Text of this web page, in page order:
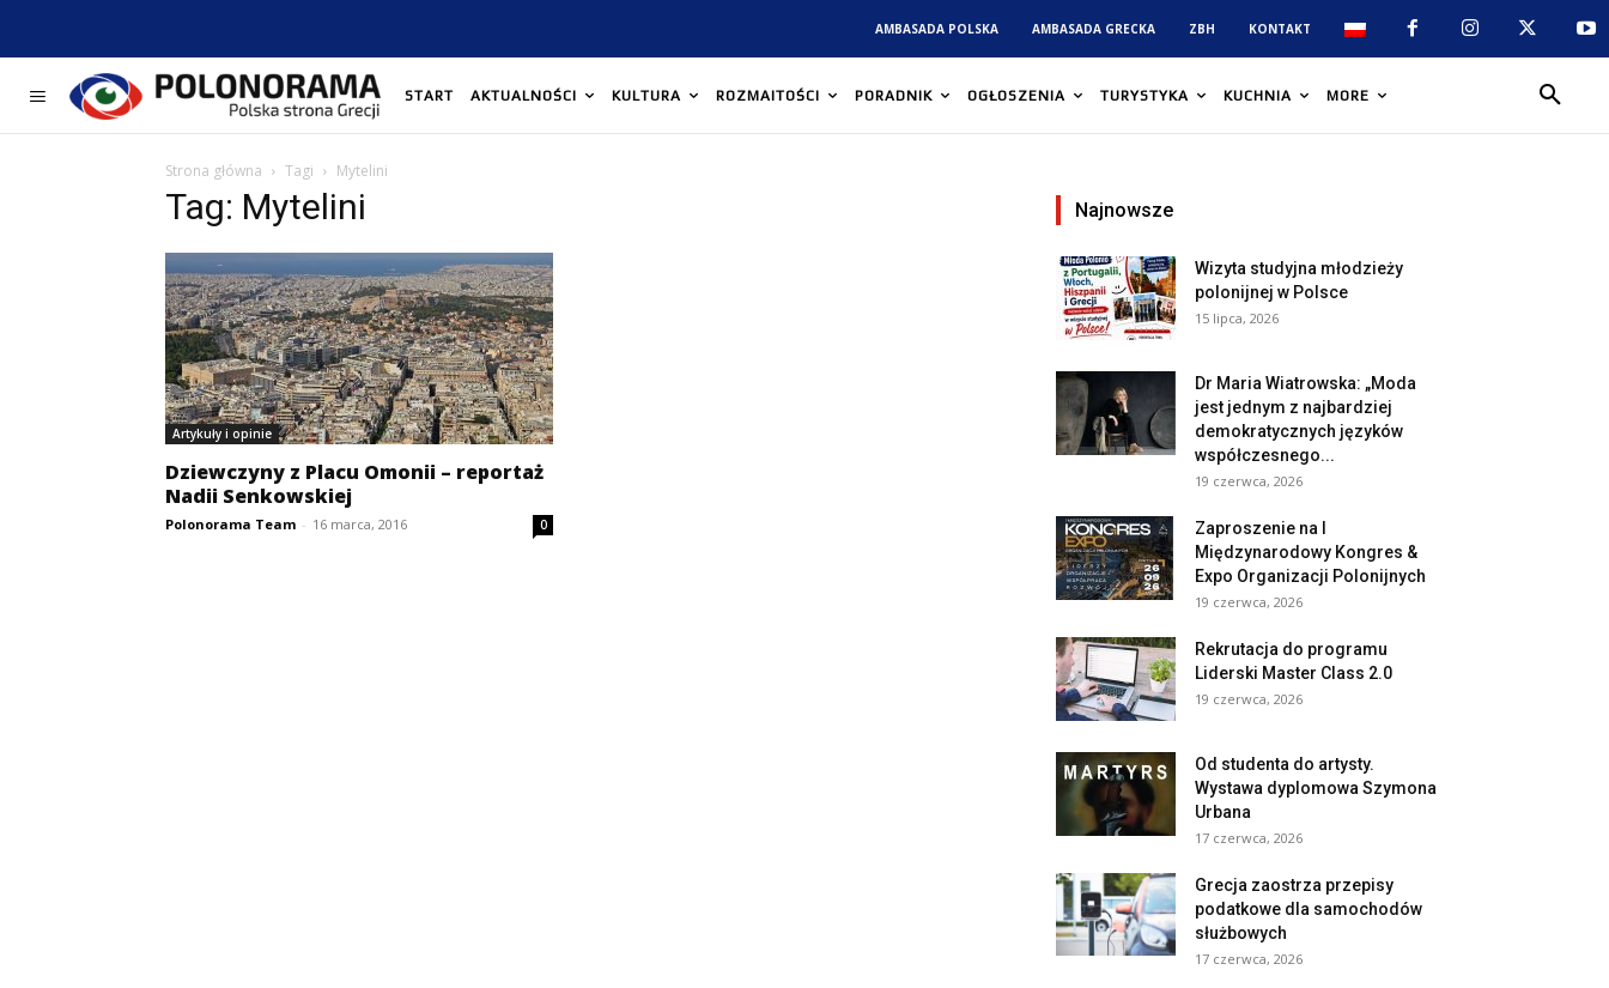
AMBASADA POLSKA AMBASADA GRECKA ZBH KONTAKT
START AKTUALNOŚCI KULTURA ROZMAITOŚCI PORADNIK OGŁOSZENIA TURYSTYKA KUCHNIA MORE
Strona główna Tagi Mytelini
Tag: Mytelini
Artykuły i opinie
Dziewczyny z Placu Omonii – reportaż
Nadii Senkowskiej
Polonorama Team - 16 marca, 2016 0
Najnowsze
Wizyta studyjna młodzieży
polonijnej w Polsce
15 lipca, 2026
Dr Maria Wiatrowska: „Moda
jest jednym z najbardziej
demokratycznych języków
współczesnego...
19 czerwca, 2026
Zaproszenie na I
Międzynarodowy Kongres &
Expo Organizacji Polonijnych
19 czerwca, 2026
Rekrutacja do programu
Liderski Master Class 2.0
19 czerwca, 2026
Od studenta do artysty.
Wystawa dyplomowa Szymona
Urbana
17 czerwca, 2026
Grecja zaostrza przepisy
podatkowe dla samochodów
służbowych
17 czerwca, 2026